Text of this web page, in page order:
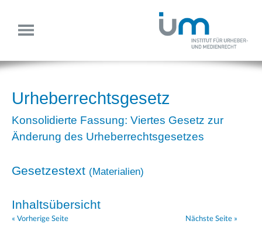
Urheberrechtsgesetz
Konsolidierte Fassung: Viertes Gesetz zur
Änderung des Urheberrechtsgesetzes
Gesetzestext (Materialien)
Inhaltsübersicht
« Vorherige Seite Nächste Seite »